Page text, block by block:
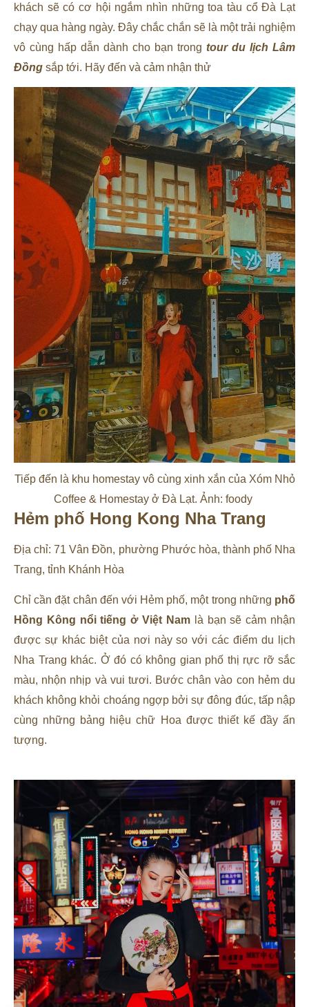
khách sẽ có cơ hội ngắm nhìn những toa tàu cổ Đà Lạt
chạy qua hàng ngày. Đây chắc chắn sẽ là một trải nghiệm
vô cùng hấp dẫn dành cho bạn trong tour du lịch Lâm
Đồng sắp tới. Hãy đến và cảm nhận thử
Tiếp đến là khu homestay vô cùng xinh xắn của Xóm Nhỏ
Coffee & Homestay ở Đà Lạt. Ảnh: foody
Hẻm phố Hong Kong Nha Trang
Địa chỉ: 71 Vân Đồn, phường Phước hòa, thành phố Nha
Trang, tỉnh Khánh Hòa
Chỉ cần đặt chân đến với Hẻm phố, một trong những phố
Hồng Kông nổi tiếng ở Việt Namlà bạn sẽ cảm nhận
được sự khác biệt của nơi này so với các điểm du lịch
Nha Trang khác. Ở đó có không gian phố thị rực rỡ sắc
màu, nhộn nhịp và vui tươi. Bước chân vào con hẻm du
khách không khỏi choáng ngợp bởi sự đông đúc, tấp nập
cùng những bảng hiệu chữ Hoa được thiết kế đầy ấn
tượng.